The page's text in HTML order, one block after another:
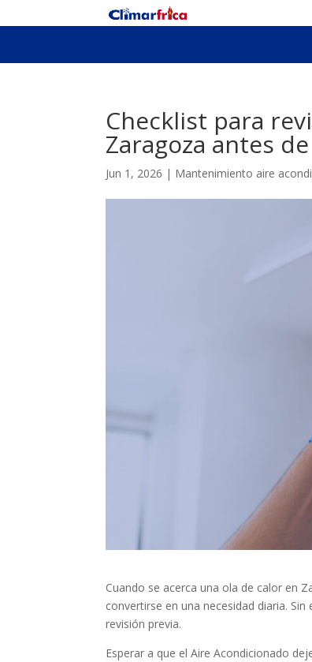
Checklist para
Zaragoza antes
Jun 1, 2026 | Mantenimiento aire
Cuando se acerca una ola de calor en
convertirse en una necesidad diaria.
revisión previa.
Esperar a que el Aire Acondicionado